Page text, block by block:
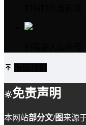
免责声明
本网站部分文/图来源